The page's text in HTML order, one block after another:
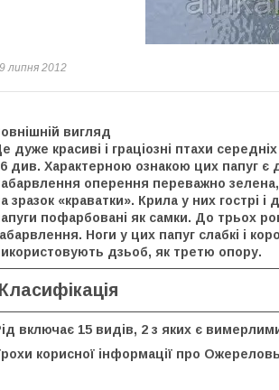
липня 2012
вигляд
дуже красиві і граціозні птахи
див. Характерною ознакою цих папуг є
оперення переважно
зразок «краватки». Крила у них гострі
пофарбовані як самки. До трьох
Ноги у цих папуг слабкі і
дзьоб, як третю опору.
Класифікація
включає 15 видів, 2 з яких є
корисної інформації про